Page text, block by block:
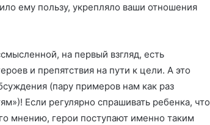
ему пользу, укрепляло ваши отношения
на первый взгляд, есть
и препятствия на пути к цели. А это
(пару примеров нам как раз
Если регулярно спрашивать ребенка, что
мнению, герои поступают именно таким